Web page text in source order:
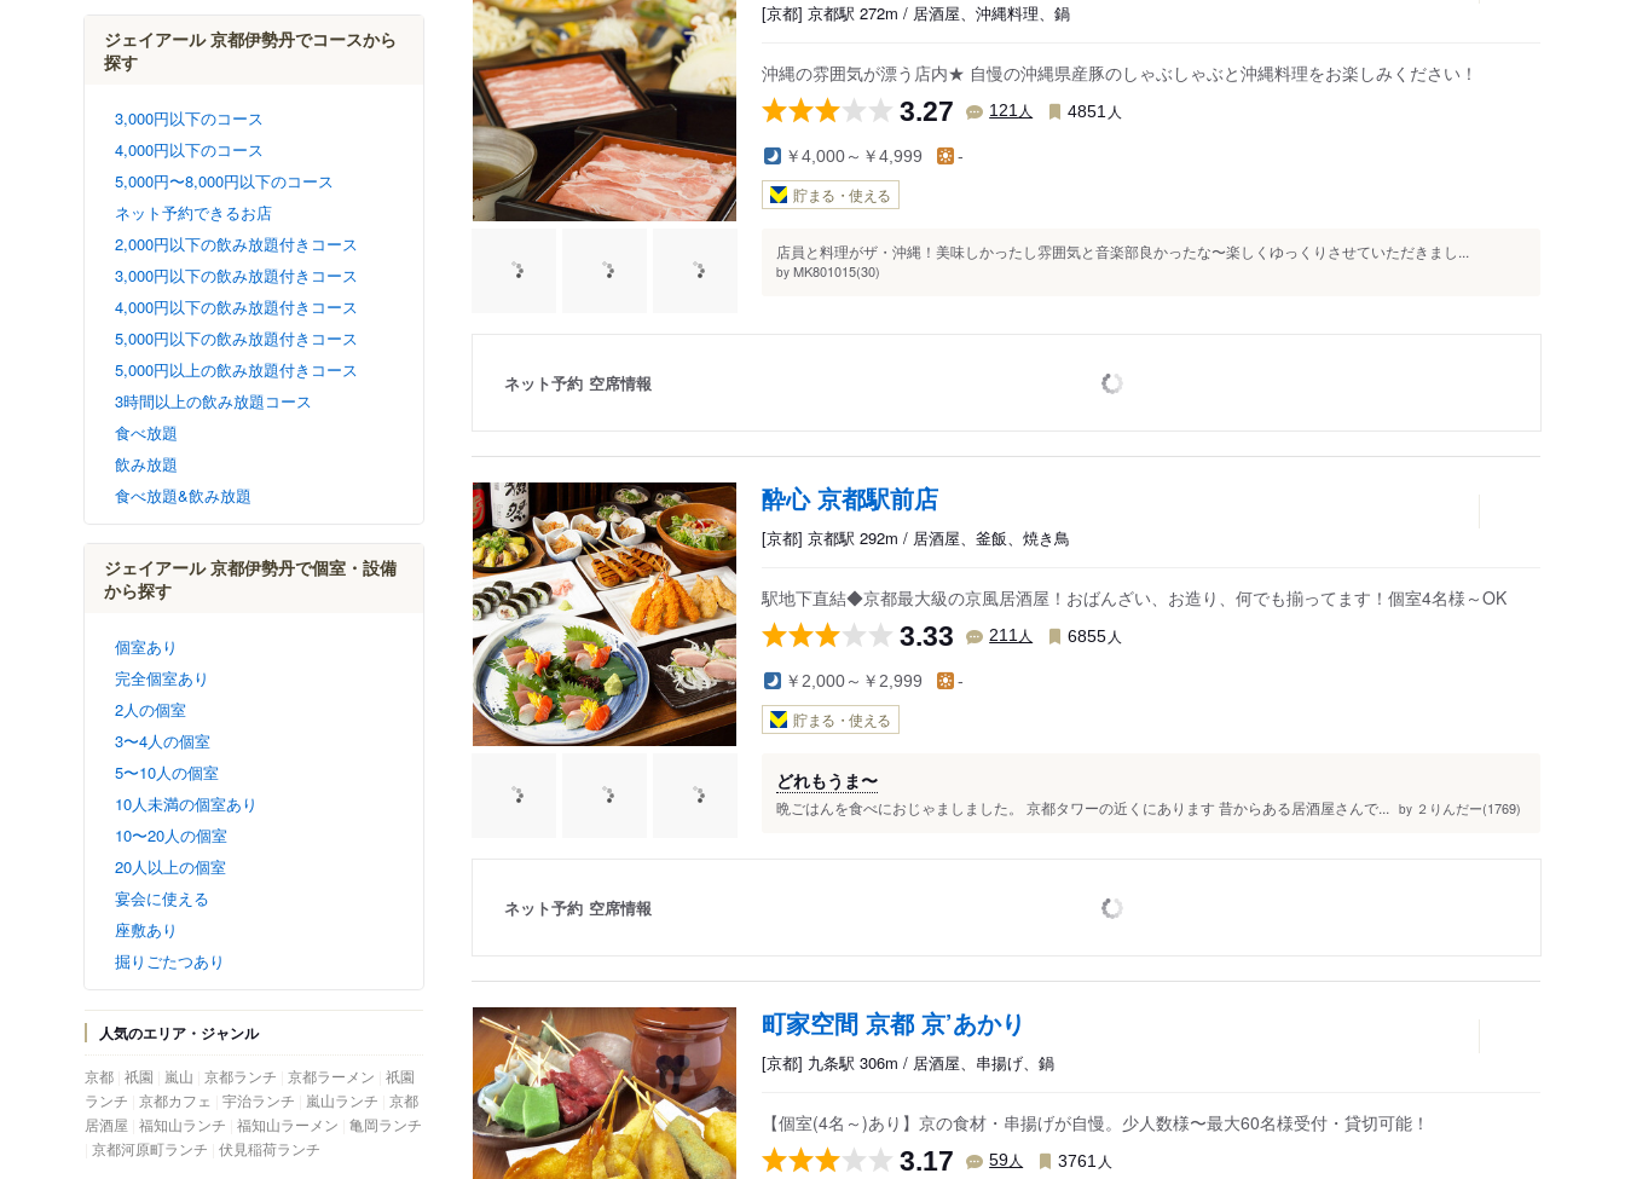
ジェイアール 京都伊勢丹でコースから
探す
3,000円以下のコース
4,000円以下のコース
5,000円〜8,000円以下のコース
ネット予約できるお店
2,000円以下の飲み放題付きコース
3,000円以下の飲み放題付きコース
4,000円以下の飲み放題付きコース
5,000円以下の飲み放題付きコース
5,000円以上の飲み放題付きコース
3時間以上の飲み放題コース
食べ放題
飲み放題
食べ放題&飲み放題
ジェイアール 京都伊勢丹で個室・設備
から探す
個室あり
完全個室あり
2人の個室
3〜4人の個室
5〜10人の個室
10人未満の個室あり
10〜20人の個室
20人以上の個室
宴会に使える
座敷あり
掘りごたつあり
人気のエリア・ジャンル
京都 祇園 嵐山 京都ランチ 京都ラーメン 祇園
ランチ 京都カフェ 宇治ランチ 嵐山ランチ 京都
居酒屋 福知山ランチ 福知山ラーメン 亀岡ランチ
京都河原町ランチ 伏見稲荷ランチ
[京都] 京都駅 272m / 居酒屋、沖縄料理、鍋
沖縄の雰囲気が漂う店内★ 自慢の沖縄県産豚のしゃぶしゃぶと沖縄料理をお楽しみください！
3.27 121人 4851 人
￥4,000～￥4,999 -
貯まる・使える
店員と料理がザ・沖縄！美味しかったし雰囲気と音楽部良かったな〜楽しくゆっくりさせていただきまし...
by MK801015(30)
ネット予約 空席情報
酔心 京都駅前店
[京都] 京都駅 292m / 居酒屋、釜飯、焼き鳥
駅地下直結◆京都最大級の京風居酒屋！おばんざい、お造り、何でも揃ってます！個室4名様～OK
3.33 211人 6855 人
￥2,000～￥2,999 -
貯まる・使える
どれもうま〜
晩ごはんを食べにおじゃましました。 京都タワーの近くにあります 昔からある居酒屋さんで... by ２りんだー(1769)
ネット予約 空席情報
町家空間 京都 京’あかり
[京都] 九条駅 306m / 居酒屋、串揚げ、鍋
【個室(4名～)あり】京の食材・串揚げが自慢。少人数様〜最大60名様受付・貸切可能！
3.17 59人 3761 人